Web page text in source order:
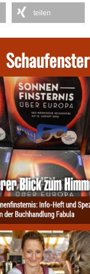
teilen
Schaufenster